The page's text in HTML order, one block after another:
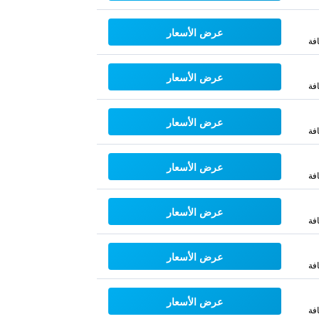
عرض الأسعار
عرض الأسعار
عرض الأسعار
عرض الأسعار
عرض الأسعار
عرض الأسعار
عرض الأسعار